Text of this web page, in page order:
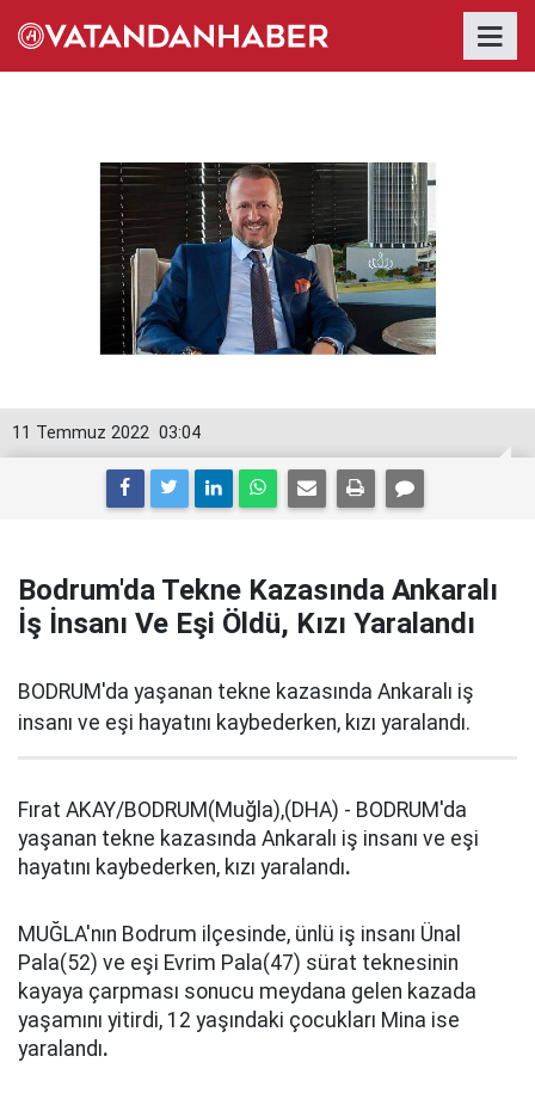
03:04
11 Temmuz 2022
Bodrum'da Tekne Kazasında Ankaralı
İş İnsanı Ve Eşi Öldü, Kızı Yaralandı
BODRUM'da yaşanan tekne kazasında Ankaralı iş
insanı ve eşi hayatını kaybederken, kızı yaralandı.
Fırat AKAY/BODRUM(Muğla),(DHA) - BODRUM'da
yaşanan tekne kazasında Ankaralı iş insanı ve eşi
hayatını kaybederken, kızı yaralandı.
MUĞLA'nın Bodrum ilçesinde, ünlü iş insanı Ünal
Pala(52) ve eşi Evrim Pala(47) sürat teknesinin
kayaya çarpması sonucu meydana gelen kazada
yaşamını yitirdi, 12 yaşındaki çocukları Mina ise
yaralandı.